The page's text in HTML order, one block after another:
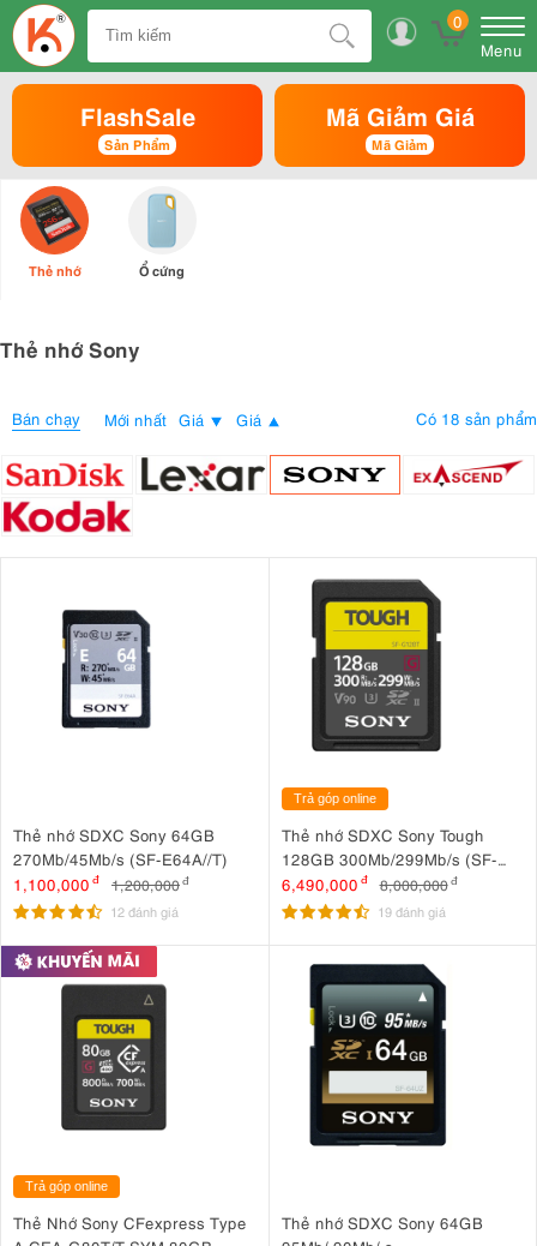
0
Menu
FlashSale
Sản Phẩm
Mã Giảm Giá
Mã Giảm
Thẻ nhớ Ổ cứng
Thẻ nhớ Sony
Bán chạy Mới nhất Giá Giá Có 18 sản phẩm
Thẻ nhớ SDXC Sony 64GB
270Mb/45Mb/s (SF-E64A//T)
1,100,000 đ 1,200,000đ
12 đánh giá
Trả góp online
Thẻ nhớ SDXC Sony Tough
128GB 300Mb/299Mb/s (SF-
G128T/T1)
6,490,000 đ 8,000,000 đ
19 đánh giá
Trả góp online
Thẻ Nhớ Sony CFexpress Type
Thẻ nhớ SDXC Sony 64GB